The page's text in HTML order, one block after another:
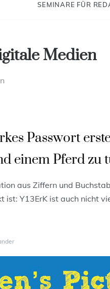
SEMINARE FÜR
Medien
Passwort
einem Pferd zu
aus Ziffern und
ist: Y13ErK ist auch nicht